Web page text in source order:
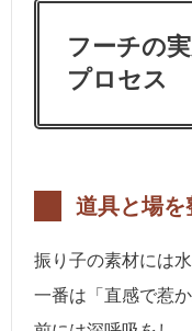
フーチの
プロセス
道具と場を
振り子の素材には
一番は「直感で惹